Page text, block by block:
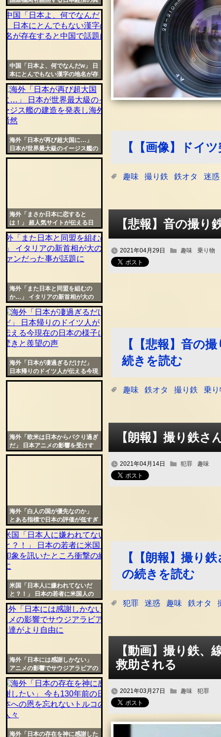
【【画像】ドイ
趣味 撮り鉄 鉄オタ 迷惑
【悲報】音の撮
2021年04月29日 趣味 乗り物
【【悲報】音の
続きを読む
趣味 鉄オタ 撮り鉄 乗り
【朗報】撮り鉄
2021年04月14日 犯罪 趣味
【【朗報】撮り
の続きを読む
犯罪 迷惑 趣味 鉄オタ
【動画】撮り鉄
救助される
2021年03月27日 趣味 犯罪
常な安定性が話題に
中国「日本よ、何でなんだw」 日
本にとんでもない漢字の地名が存
在すると中国で話題に
海外「日本が再び超大国に…」
日本が世界最大級のイージス艦の
建造を発表し海外騒然
海外「まさか日本に恋すると
は！」 超人気サイトが伝える日
本の美しさに外国人が衝撃
海外「また日本と同盟を組むの
か…」 イタリアの新首相が大の
アニメファンだった事が話題に
海外「日本が凄過ぎるだけだ」
日本帰りのドイツ人が伝える今現
在の日本の様子に驚きと羨望の声
海外「欧米は日本からパクり過ぎ
だ」 日本アニメの影響を受けす
ぎたハリウッド映画が話題に
海外「白人の国が優先なのか」
とある指標で日本の評価が低すぎ
ると不満が殺到する事態に
米国「日本人に嫌われてないだ
と？！」 日本の若者に米国人の
印象を訊いたところ衝撃の結果に
海外「日本には感謝しかない」
アニメの影響でサウジアラビアの
女性達がより自由に
海外「日本の存在を神に感謝した